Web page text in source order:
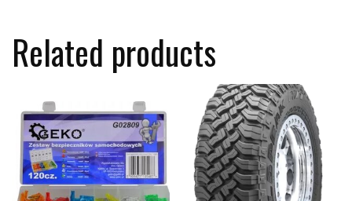
Related products